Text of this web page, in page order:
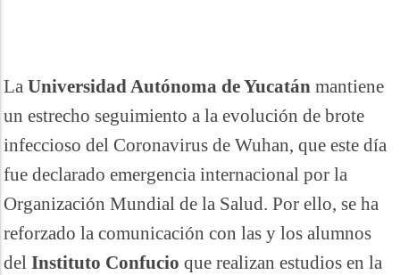
LaUniversidad Autónoma de Yucatán mantiene
un estrecho seguimiento a la evolución de brote
infeccioso del Coronavirus de Wuhan, que este día
fue declarado emergencia internacional por la
Organización Mundial de la Salud. Por ello, se ha
reforzado la comunicación con las y los alumnos
del Instituto Confucio que realizan estudios en la